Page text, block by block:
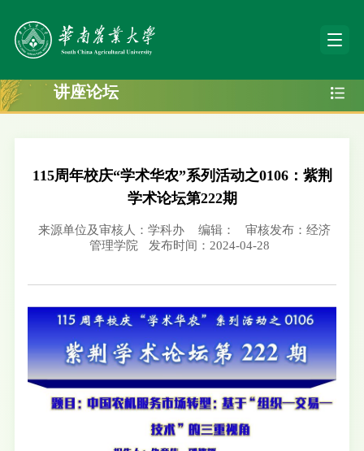
讲座论坛
115周年校庆“学术华农”系列活动之0106：紫荆
学术论坛第222期
来源单位及审核人：学科办 编辑：
审核发布：经济
管理学院
发布时间：2024-04-28